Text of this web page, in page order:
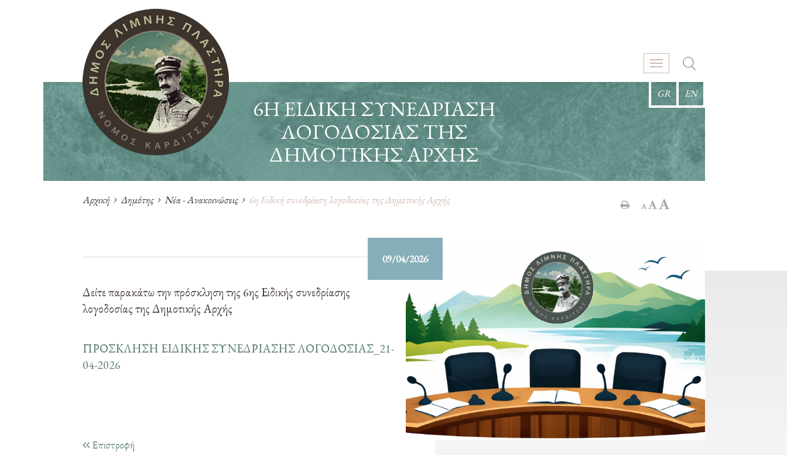
GR EN
6Η ΕΙΔΙΚΉ ΣΥΝΕΔΡΊΑΣΗ
ΛΟΓΟΔΟΣΊΑΣ ΤΗΣ
ΔΗΜΟΤΙΚΉΣ ΑΡΧΉΣ
Αρχική Δημότης Νέα - Ανακοινώσεις 6η Ειδική συνεδρίαση λογοδοσίας της Δημοτικής Αρχής
09/04/2026
Δείτε παρακάτω την πρόσκληση της 6ης Ειδικής συνεδρίασης
λογοδοσίας της Δημοτικής Αρχής
ΠΡΟΣΚΛΗΣΗ ΕΙΔΙΚΗΣ ΣΥΝΕΔΡΙΑΣΗΣ ΛΟΓΟΔΟΣΙΑΣ_21-
04-2026
Επιστροφή